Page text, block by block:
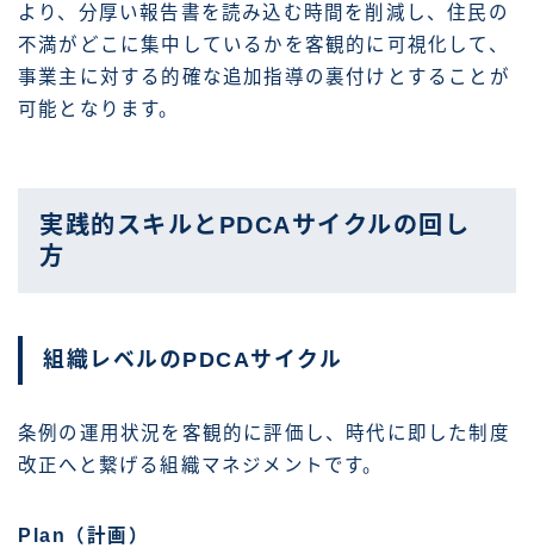
より、分厚い報告書を読み込む時間を削減し、住民の
不満がどこに集中しているかを客観的に可視化して、
事業主に対する的確な追加指導の裏付けとすることが
可能となります。
実践的スキルとPDCAサイクルの回し
方
組織レベルのPDCAサイクル
条例の運用状況を客観的に評価し、時代に即した制度
改正へと繋げる組織マネジメントです。
Plan（計画）